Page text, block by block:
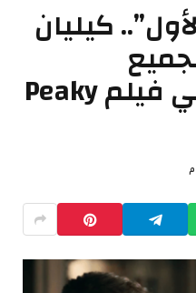
كيليان
بخصوص دوره في فيلم Peaky